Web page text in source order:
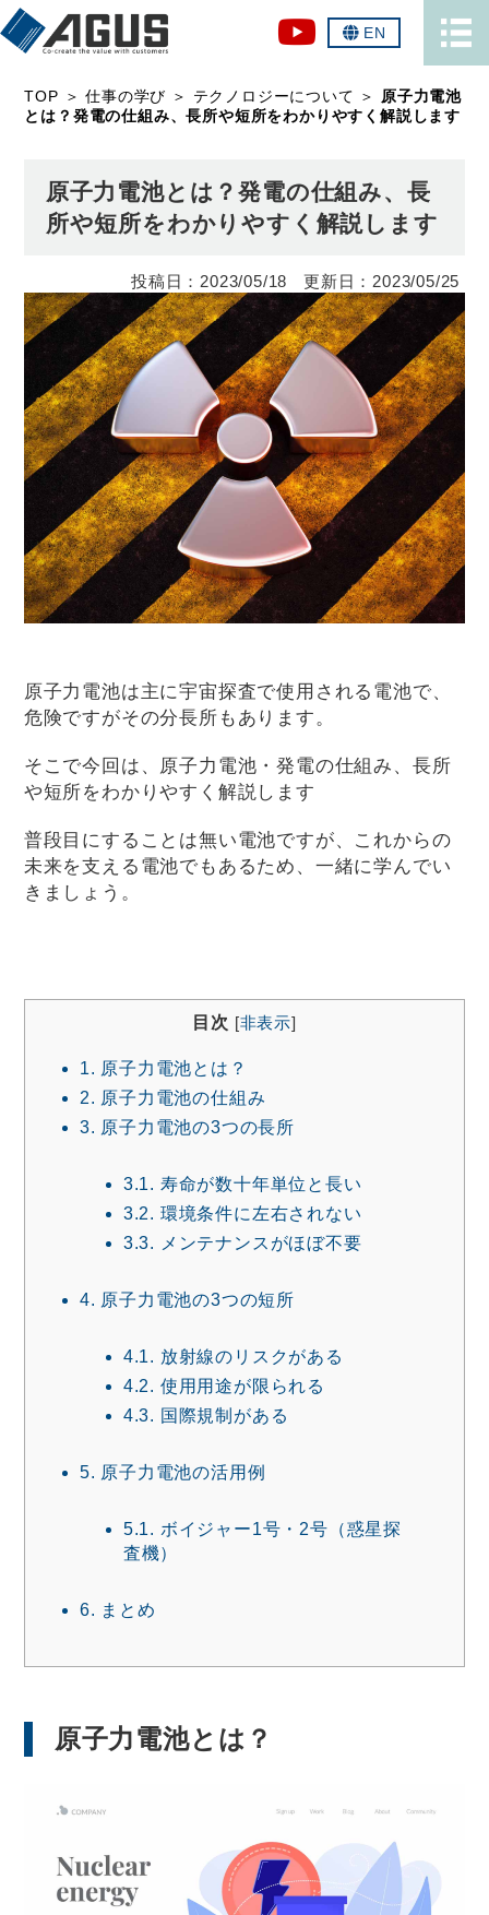
EN
TOP ＞仕事の学び ＞ テクノロジーについて ＞ 原子力電池
とは？発電の仕組み、長所や短所をわかりやすく解説します
原子力電池とは？発電の仕組み、長
所や短所をわかりやすく解説します
2023/05/18 2023/05/25
原子力電池は主に宇宙探査で使用される電池で、
危険ですがその分長所もあります。
そこで今回は、原子力電池・発電の仕組み、長所
や短所をわかりやすく解説します
普段目にすることは無い電池ですが、これからの
未来を支える電池でもあるため、一緒に学んでい
きましょう。
目次 [非表示]
1. 原子力電池とは？
2. 原子力電池の仕組み
3. 原子力電池の3つの長所
3.1. 寿命が数十年単位と長い
3.2. 環境条件に左右されない
3.3.
メンテナンスがほぼ不要
4. 原子力電池の3つの短所
4.1. 放射線のリスクがある
4.2. 使用用途が限られる
4.3. 国際規制がある
5. 原子力電池の活用例
5.1. ボイジャー1号・2号（惑星探
査機）
6. まとめ
原子力電池とは？